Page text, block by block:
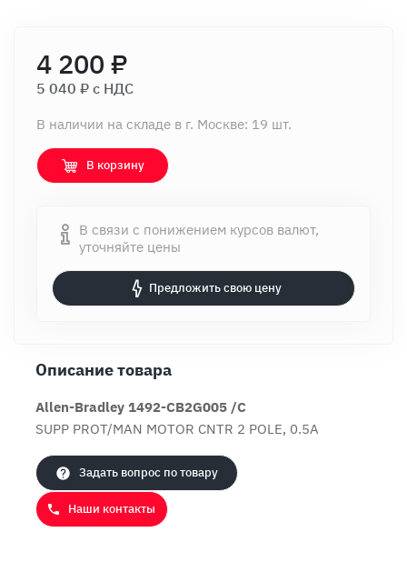
4 200 ₽
5 040 ₽ c НДС
В наличии на складе в г. Москве: 19 шт.
В корзину
В связи с понижением курсов валют,
уточняйте цены
Предложить свою цену
Описание товара
Allen-Bradley 1492-CB2G005 /C
SUPP PROT/MAN MOTOR CNTR 2 POLE, 0.5A
Задать вопрос по товару
Наши контакты
Продолжить покупки